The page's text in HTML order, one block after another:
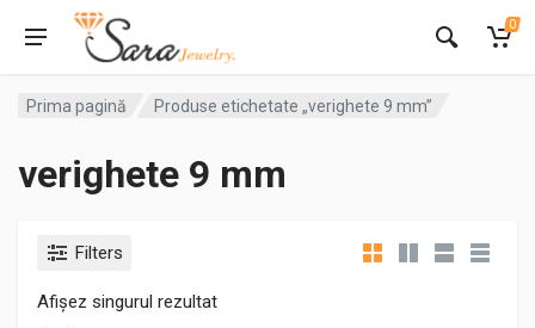
0
Prima pagină Produse etichetate „verighete 9 mm”
verighete 9 mm
Filters
Afișez singurul rezultat